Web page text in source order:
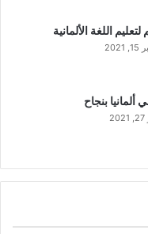
اللغة الألمانية
ألمانيا بنجاح